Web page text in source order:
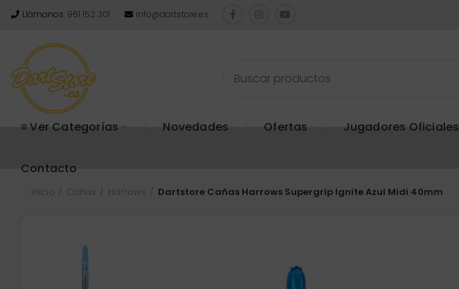
Llámanos: 961 152 301 info@dartstore.es
≡ Ver Categorías Novedades Ofertas Jugadores Oficiales
Contacto
Inicio Cañas Harrows Dartstore Cañas Harrows Supergrip Ignite Azul Midi 40mm